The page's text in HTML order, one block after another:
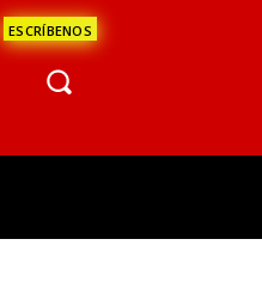
ESCRÍBENOS
1510 AM | LA